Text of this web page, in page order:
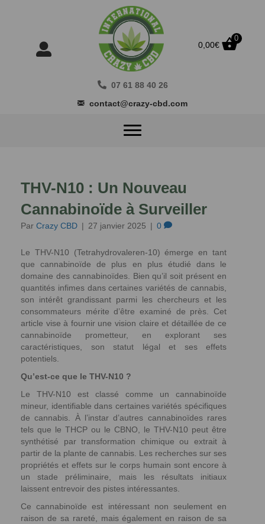
0,00€
0
07 61 88 40 26
contact@crazy-cbd.com
THV-N10 : Un Nouveau
Cannabinoïde à Surveiller
Par Crazy CBD | 27 janvier 2025 | 0
Le THV-N10 (Tetrahydrovaleren-10) émerge en tant
que cannabinoïde de plus en plus étudié dans le
domaine des cannabinoïdes. Bien qu’il soit présent en
quantités infimes dans certaines variétés de cannabis,
son intérêt grandissant parmi les chercheurs et les
consommateurs mérite d’être examiné de près. Cet
article vise à fournir une vision claire et détaillée de ce
cannabinoïde prometteur, en explorant ses
caractéristiques, son statut légal et ses effets
potentiels.
Qu’est-ce que le THV-N10 ?
Le THV-N10 est classé comme un cannabinoïde
mineur, identifiable dans certaines variétés spécifiques
de cannabis. À l’instar d’autres cannabinoïdes rares
tels que le THCP ou le CBNO, le THV-N10 peut être
synthétisé par transformation chimique ou extrait à
partir de la plante de cannabis. Les recherches sur ses
propriétés et effets sur le corps humain sont encore à
un stade préliminaire, mais les résultats initiaux
laissent entrevoir des pistes intéressantes.
Ce cannabinoïde est intéressant non seulement en
raison de sa rareté, mais également en raison de sa